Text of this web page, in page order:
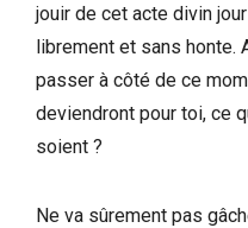
jouir de cet acte divin
librement et sans honte.
passer à côté de ce
deviendront pour toi, ce
soient ?
Ne va sûrement pas